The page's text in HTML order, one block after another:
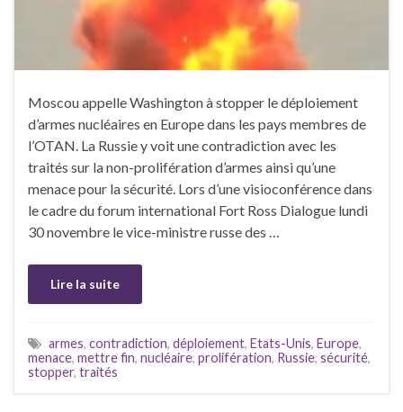
Moscou appelle Washington à stopper le déploiement
d’armes nucléaires en Europe dans les pays membres de
l’OTAN. La Russie y voit une contradiction avec les
traités sur la non-prolifération d’armes ainsi qu’une
menace pour la sécurité. Lors d’une visioconférence dans
le cadre du forum international Fort Ross Dialogue lundi
30 novembre le vice-ministre russe des …
Lire la suite
armes, contradiction, déploiement, Etats-Unis, Europe,
menace, mettre fin, nucléaire, prolifération, Russie, sécurité,
stopper, traités